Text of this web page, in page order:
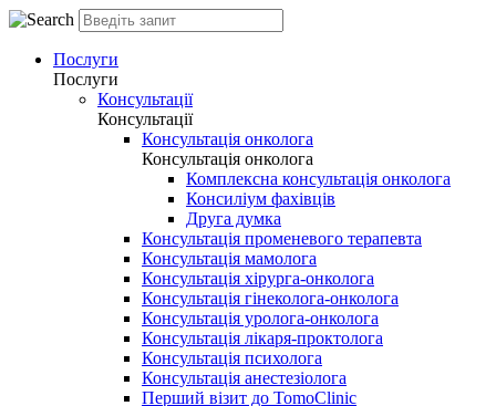
Послуги
Послуги
Консультації
Консультації
Консультація онколога
Консультація онколога
Комплексна консультація онколога
Консиліум фахівців
Друга думка
Консультація променевого терапевта
Консультація мамолога
Консультація хірурга-онколога
Консультація гінеколога-онколога
Консультація уролога-онколога
Консультація лікаря-проктолога
Консультація психолога
Консультація анестезіолога
Перший візит до TomoClinic